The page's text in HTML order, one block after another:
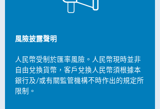
風險披露聲明
人民幣受制於匯率風險。人民幣現時並非
自由兌換貨幣，客戶兌換人民幣須根據本
銀行及/或有關監管機構不時作出的規定所
限制。